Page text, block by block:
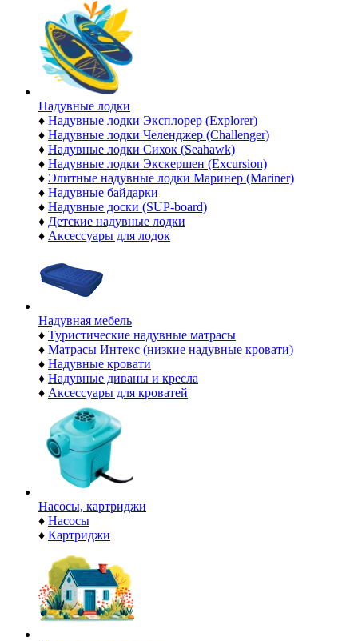
Надувные лодки
♦ Надувные лодки Эксплорер (Explorer)
♦ Надувные лодки Челенджер (Challenger)
♦ Надувные лодки Сихок (Seahawk)
♦ Надувные лодки Экскершен (Excursion)
♦ Элитные надувные лодки Маринер (Mariner)
♦ Надувные байдарки
♦ Надувные доски (SUP-board)
♦ Детские надувные лодки
♦ Аксессуары для лодок
Надувная мебель
♦ Туристические надувные матрасы
♦ Матрасы Интекс (низкие надувные кровати)
♦ Надувные кровати
♦ Надувные диваны и кресла
♦ Аксессуары для кроватей
Насосы, картриджи
♦ Насосы
♦ Картриджи